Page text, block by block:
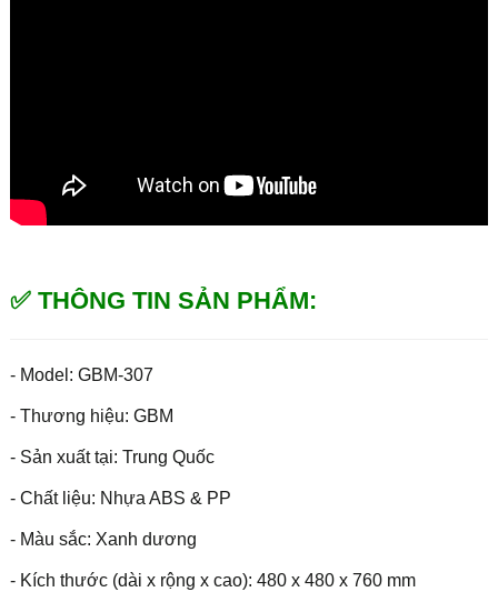
✅ THÔNG TIN SẢN PHẨM:
- Model: GBM-307
- Thương hiệu: GBM
- Sản xuất tại: Trung Quốc
- Chất liệu: Nhựa ABS & PP
- Màu sắc: Xanh dương
- Kích thước (dài x rộng x cao): 480 x 480 x 760 mm